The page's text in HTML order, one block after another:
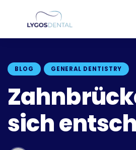
BLOG GENERAL DENTISTRY
sich